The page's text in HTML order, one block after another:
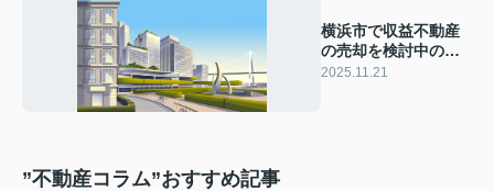
横浜市で収益不動産
の売却を検討中の方
必見！方法や注意点
2025.11.21
”不動産コラム”おすすめ記事